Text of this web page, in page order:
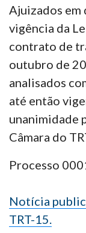
Ajuizados
vigência da
contrato de
outubro de
analisados
até então
unanimidade
Câmara do
Processo
Notícia
TRT-15.